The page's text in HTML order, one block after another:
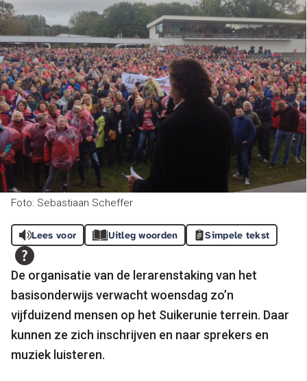
Foto: Sebastiaan Scheffer
Lees voor Uitleg woorden Simpele tekst
De organisatie van de lerarenstaking van het
basisonderwijs verwacht woensdag zo’n
vijfduizend mensen op het Suikerunie terrein. Daar
kunnen ze zich inschrijven en naar sprekers en
muziek luisteren.